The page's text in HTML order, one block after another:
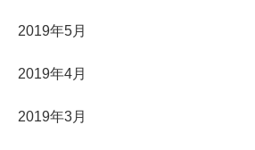
2019年5月
2019年4月
2019年3月